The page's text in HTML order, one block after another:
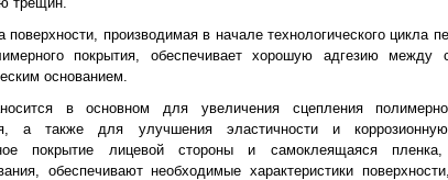
поверхности, производимая в начале технологического цикла
покрытия, обеспечивает хорошую адгезию между
основанием.
в основном для увеличения сцепления
а также для улучшения эластичности и коррозионную
покрытие лицевой стороны и самоклеящаяся
обеспечивают необходимые характеристики